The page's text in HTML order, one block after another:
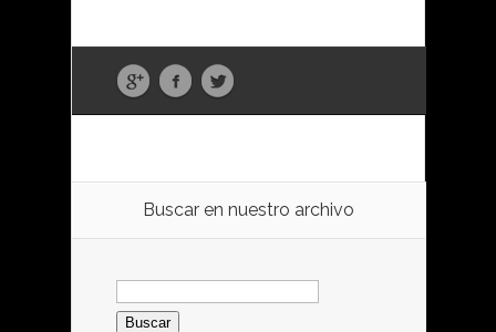
Buscar en nuestro archivo
Buscar: